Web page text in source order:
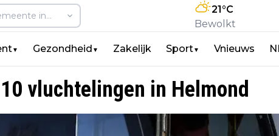
21°C
Bewolkt
▼ Gezondheid ▼ Zakelijk Sport▼ Vnieuws
vluchtelingen in Helmond